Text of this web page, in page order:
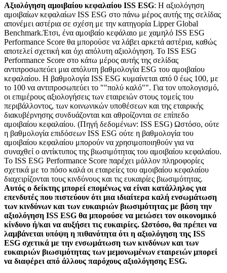
Αξιολόγηση αμοιβαίου κεφαλαίου ISS ESG: Η αξιολόγηση
αμοιβαίων κεφαλαίων ISS ESG στο πάνω μέρος αυτής της σελίδας
απονέμει αστέρια σε σχέση με την κατηγορία Lipper Global
Benchmark.Έτσι, ένα αμοιβαίο κεφάλαιο με χαμηλό ISS ESG
Performance Score θα μπορούσε να λάβει αρκετά αστέρια, καθώς
αποτελεί σχετική και όχι απόλυτη αξιολόγηση. Το ISS ESG
Performance Score στο κάτω μέρος αυτής της σελίδας
αντιπροσωπεύει μια απόλυτη βαθμολογία ESG του αμοιβαίου
κεφαλαίου. Η βαθμολογία ISS ESG κυμαίνεται από 0 έως 100, με
το 100 να αντιπροσωπεύει το ""πολύ καλό"". Για τον υπολογισμό,
οι επιμέρους αξιολογήσεις των εταιρειών στους τομείς του
περιβάλλοντος, των κοινωνικών υποθέσεων και της εταιρικής
διακυβέρνησης συνδυάζονται και αθροίζονται σε επίπεδο
αμοιβαίου κεφαλαίου. (Πηγή δεδομένων: ISS ESG) Ωστόσο, ούτε
η βαθμολογία επιδόσεων ISS ESG ούτε η βαθμολογία του
αμοιβαίου κεφαλαίου μπορούν να χρησιμοποιηθούν για να
συναχθεί ο αντίκτυπος της βιωσιμότητας του αμοιβαίου κεφαλαίου.
Το ISS ESG Performance Score παρέχει μάλλον πληροφορίες
σχετικά με το πόσο καλά οι εταιρείες του αμοιβαίου κεφαλαίου
διαχειρίζονται τους κινδύνους και τις ευκαιρίες βιωσιμότητας.
Αυτός ο δείκτης μπορεί επομένως να είναι κατάλληλος για
επενδυτές που πιστεύουν ότι μια ιδιαίτερα καλή ενσωμάτωση
των κινδύνων και των ευκαιριών βιωσιμότητας με βάση την
αξιολόγηση ISS ESG θα μπορούσε να μειώσει τον οικονομικό
κίνδυνο ή/και να αυξήσει τις ευκαιρίες. Ωστόσο, θα πρέπει να
λαμβάνεται υπόψη η πιθανότητα ότι η αξιολόγηση της ISS
ESG σχετικά με την ενσωμάτωση των κινδύνων και των
ευκαιριών βιωσιμότητας των μεμονωμένων εταιρειών μπορεί
να διαφέρει από άλλους παρόχους αξιολόγησης ESG.